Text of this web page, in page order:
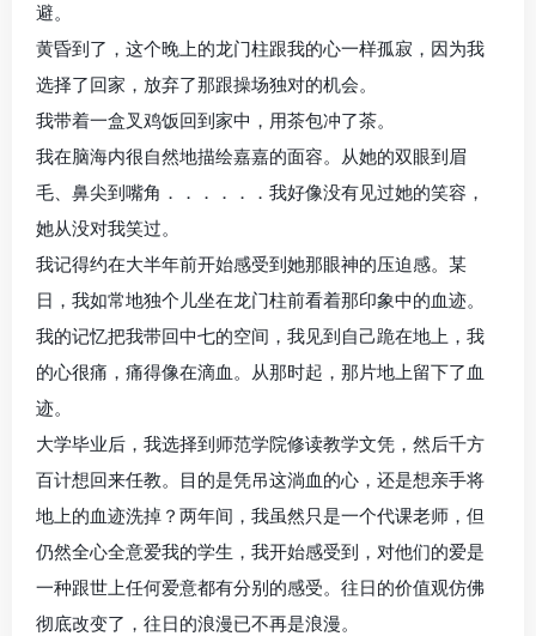
避。
黄昏到了，这个晚上的龙门柱跟我的心一样孤寂，因为我
选择了回家，放弃了那跟操场独对的机会。
我带着一盒叉鸡饭回到家中，用茶包冲了茶。
我在脑海内很自然地描绘嘉嘉的面容。从她的双眼到眉
毛、鼻尖到嘴角．．．．．．我好像没有见过她的笑容，
她从没对我笑过。
我记得约在大半年前开始感受到她那眼神的压迫感。某
日，我如常地独个儿坐在龙门柱前看着那印象中的血迹。
我的记忆把我带回中七的空间，我见到自己跪在地上，我
的心很痛，痛得像在滴血。从那时起，那片地上留下了血
迹。
大学毕业后，我选择到师范学院修读教学文凭，然后千方
百计想回来任教。目的是凭吊这淌血的心，还是想亲手将
地上的血迹洗掉？两年间，我虽然只是一个代课老师，但
仍然全心全意爱我的学生，我开始感受到，对他们的爱是
一种跟世上任何爱意都有分别的感受。往日的价值观仿佛
彻底改变了，往日的浪漫已不再是浪漫。